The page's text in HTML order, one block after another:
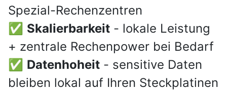
Spezial-Rechenzentren
✅ Skalierbarkeit - lokale Leistung
+ zentrale Rechenpower bei Bedarf
✅ Datenhoheit - sensitive Daten
bleiben lokal auf Ihren Steckplatinen